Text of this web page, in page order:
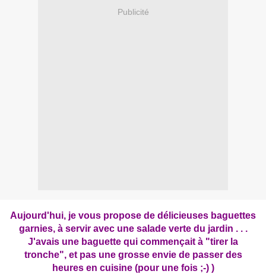
Publicité
Aujourd'hui, je vous propose de délicieuses baguettes
garnies, à servir avec une salade verte du jardin . . .
J'avais une baguette qui commençait à "tirer la
tronche", et pas une grosse envie de passer des
heures en cuisine (pour une fois ;-) )